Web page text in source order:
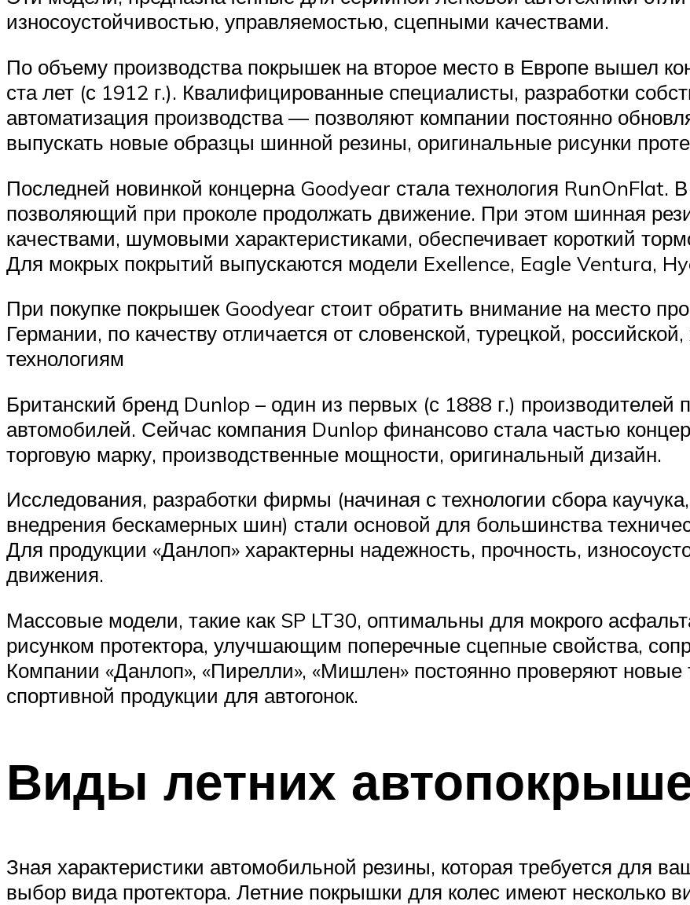
износоустойчивостью, управляемостью, сцепными качествами.
По объему производства покрышек на второе место в Европе вышел
ста лет (с 1912 г.). Квалифицированные специалисты, разработки
автоматизация производства — позволяют компании постоянно
выпускать новые образцы шинной резины, оригинальные рисунки
Последней новинкой концерна Goodyear стала технология RunOnFlat.
позволяющий при проколе продолжать движение. При этом шинная
качествами, шумовыми характеристиками, обеспечивает короткий
Для мокрых покрытий выпускаются модели Exellence, Eagle Ventura,
При покупке покрышек Goodyear стоит обратить внимание на место
Германии, по качеству отличается от словенской, турецкой,
технологиям
Британский бренд Dunlop – один из первых (с 1888 г.) производителей
автомобилей. Сейчас компания Dunlop финансово стала частью
торговую марку, производственные мощности, оригинальный дизайн.
Исследования, разработки фирмы (начиная с технологии сбора
внедрения бескамерных шин) стали основой для большинства
Для продукции «Данлоп» характерны надежность, прочность,
движения.
Массовые модели, такие как SP LT30, оптимальны для мокрого
рисунком протектора, улучшающим поперечные сцепные свойства,
Компании «Данлоп», «Пирелли», «Мишлен» постоянно проверяют новые
спортивной продукции для автогонок.
Виды летних
Зная характеристики автомобильной резины, которая требуется для
выбор вида протектора. Летние покрышки для колес имеют несколько